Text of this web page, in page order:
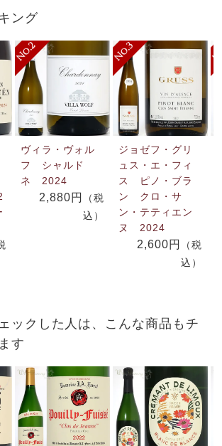
ング
ヴィラ・ヴォル
フ シャルド
ネ 2024
2,880円
（税
込）
ジョゼフ・グリ
ュス・エ・フィ
ス ピノ・ブラ
ン クロ・サ
ン・テティエン
ヌ 2024
2,600円
（税
込）
ックした人は、こんな商品もチ
す